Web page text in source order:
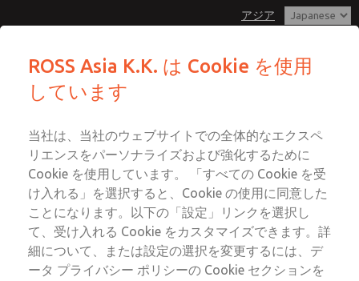
アジア
ログイン
サインアップ
MDC1シリーズ シングルバルブ
MDC1X27XNAEXMGA
このページをメールで送信
カスタマーサービス
042-778-7251
テクニカルサービス
042-778-7251
ROSS Asia K.K. は Cookie を使用
しています
当社は、当社のウェブサイトでの全体的なエクスペ
リエンスをパーソナライズおよび強化するために
Cookie を使用しています。 「すべての Cookie を受
け入れる」を選択すると、Cookie の使用に同意した
ことになります。以下の「設定」リンクを選択し
て、受け入れる Cookie をカスタマイズできます。詳
細について、または設定の選択を変更するには、デ
ータ プライバシー ポリシーの Cookie セクションを